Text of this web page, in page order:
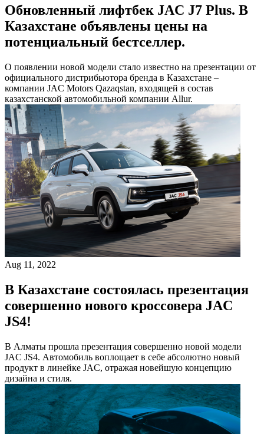
Обновленный лифтбек JAC J7 Plus. В
Казахстане объявлены цены на
потенциальный бестселлер.
О появлении новой модели стало известно на презентации от
официального дистрибьютора бренда в Казахстане –
компании JAC Motors Qazaqstan, входящей в состав
казахстанской автомобильной компании Allur.
Aug 11, 2022
В Казахстане состоялась презентация
совершенно нового кроссовера JAC
JS4!
В Алматы прошла презентация совершенно новой модели
JAC JS4. Автомобиль воплощает в себе абсолютно новый
продукт в линейке JAC, отражая новейшую концепцию
дизайна и стиля.